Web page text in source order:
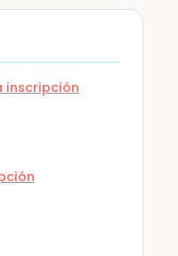
inscripción